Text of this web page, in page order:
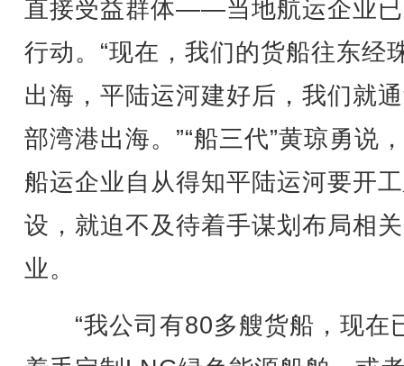
直接受益群体——当地航运企业
行动。“现在，我们的货船往东经
出海，平陆运河建好后，我们就
部湾港出海。”“船三代”黄琼勇说
船运企业自从得知平陆运河要开
设，就迫不及待着手谋划布局相
业。
“我公司有80多艘货船，现在